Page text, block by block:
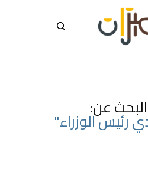
البحث عن:
الوزراء"